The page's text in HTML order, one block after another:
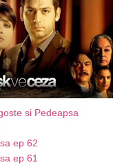
si Pedeapsa
ep 62
ep 61